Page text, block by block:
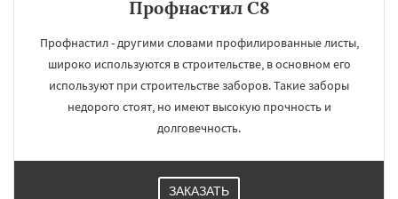
Профнастил С8
Профнастил - другими словами профилированные листы,
широко используются в строительстве, в основном его
используют при строительстве заборов. Такие заборы
недорого стоят, но имеют высокую прочность и
долговечность.
ЗАКАЗАТЬ